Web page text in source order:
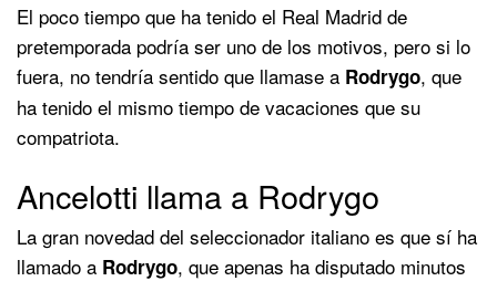
El poco tiempo que ha tenido el Real Madrid de
pretemporada podría ser uno de los motivos, pero si lo
fuera, no tendría sentido que llamase a Rodrygo, que
ha tenido el mismo tiempo de vacaciones que su
compatriota.
Ancelotti llama a Rodrygo
La gran novedad del seleccionador italiano es que sí ha
llamado a Rodrygo, que apenas ha disputado minutos